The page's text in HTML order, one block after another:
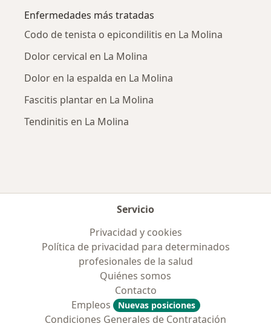
Enfermedades más tratadas
Codo de tenista o epicondilitis en La Molina
Dolor cervical en La Molina
Dolor en la espalda en La Molina
Fascitis plantar en La Molina
Tendinitis en La Molina
Servicio
Privacidad y cookies
Política de privacidad para determinados
profesionales de la salud
Quiénes somos
Contacto
Empleos
Nuevas posiciones
Condiciones Generales de Contratación